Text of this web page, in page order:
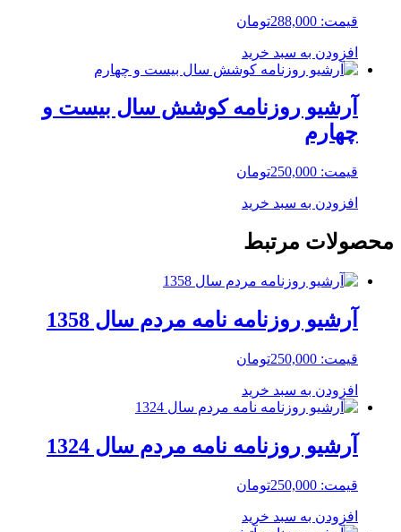
قیمت: 288,000تومان
افزودن به سبد خرید
آرشیو روزنامه کوشش سال بیست و
چهارم
قیمت: 250,000تومان
افزودن به سبد خرید
محصولات مرتبط
آرشیو روزنامه نامه مردم سال 1358
قیمت: 250,000تومان
افزودن به سبد خرید
آرشیو روزنامه نامه مردم سال 1324
قیمت: 250,000تومان
افزودن به سبد خرید